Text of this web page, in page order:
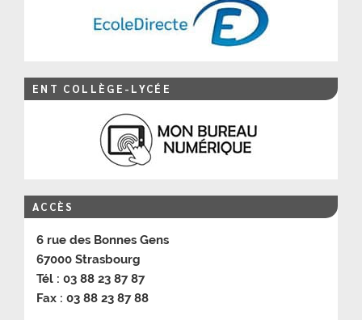
ENT COLLÈGE-LYCÉE
ACCÈS
6 rue des Bonnes Gens
67000 Strasbourg
Tél : 03 88 23 87 87
Fax : 03 88 23 87 88